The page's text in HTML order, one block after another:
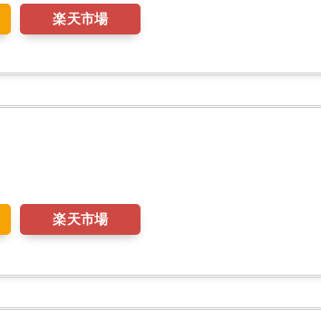
楽天市場
楽天市場